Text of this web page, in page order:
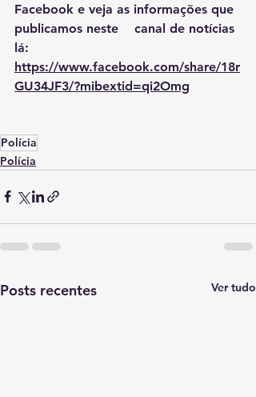
Facebook e veja as informações que
publicamos neste    canal de notícias
lá:
https://www.facebook.com/share/18r
GU34JF3/?mibextid=qi2Omg
Polícia
Polícia
Posts recentes Ver tudo